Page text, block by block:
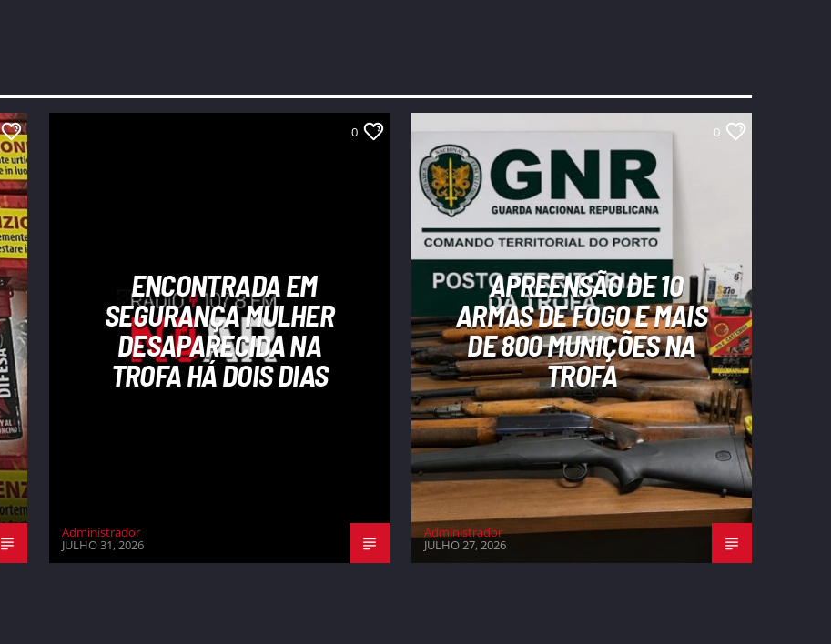
0
ENCONTRADA EM
SEGURANÇA MULHER
DESAPARECIDA NA
TROFA HÁ DOIS DIAS
Administrador
JULHO 31, 2026
0
APREENSÃO DE 10
ARMAS DE FOGO E MAIS
DE 800 MUNIÇÕES NA
TROFA
Administrador
JULHO 27, 2026